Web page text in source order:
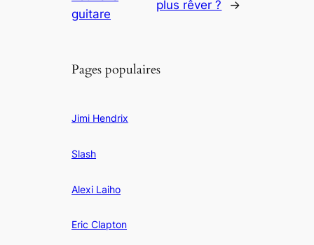
guitare
plus rêver ?
→
Pages populaires
Jimi Hendrix
Slash
Alexi Laiho
Eric Clapton